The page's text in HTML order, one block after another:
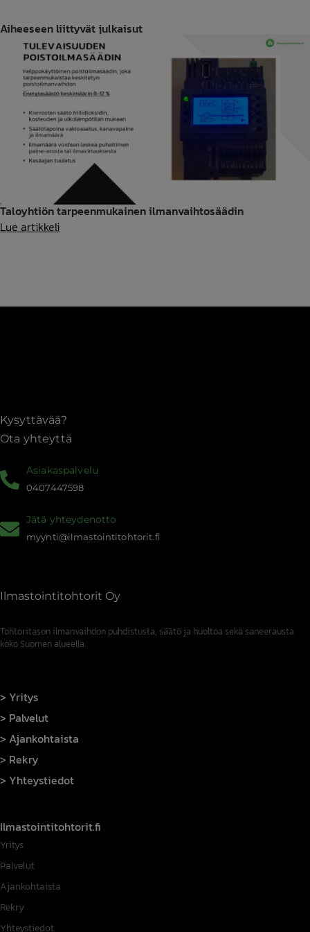
Aiheeseen liittyvät julkaisut
Taloyhtiön tarpeenmukainen ilmanvaihtosäädin
Lue artikkeliTaloyhtiön
Kysyttävää?
Ota yhteyttä
Asiakaspalvelu
0407447598
Jätä yhteydenotto
myynti@ilmastointitohtorit.fi
Ilmastointitohtorit Oy
Tohtoritason ilmanvaihdon puhdistusta, säätö ja huoltoa sekä saneerausta
koko Suomen alueella.
Yritys
Palvelut
Ajankohtaista
Rekry
Yhteystiedot
Ilmastointitohtorit.fi
Yritys
Palvelut
Ajankohtaista
Rekry
Yhteystiedot